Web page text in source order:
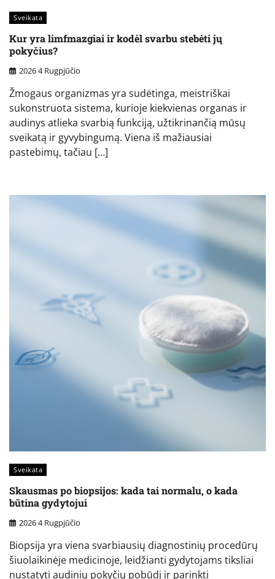
Sveikata
Kur yra limfmazgiai ir kodėl svarbu stebėti jų
pokyčius?
2026 4 Rugpjūčio
Žmogaus organizmas yra sudėtinga, meistriškai
sukonstruota sistema, kurioje kiekvienas organas ir
audinys atlieka svarbią funkciją, užtikrinančią mūsų
sveikatą ir gyvybingumą. Viena iš mažiausiai
pastebimų, tačiau […]
Sveikata
Skausmas po biopsijos: kada tai normalu, o kada
būtina gydytojui
2026 4 Rugpjūčio
Biopsija yra viena svarbiausių diagnostinių procedūrų
šiuolaikinėje medicinoje, leidžianti gydytojams tiksliai
nustatyti audinių pokyčių pobūdį ir parinkti